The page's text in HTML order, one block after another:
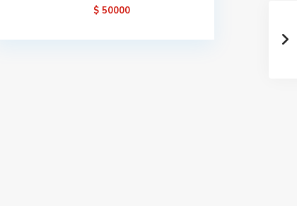
$ 50000